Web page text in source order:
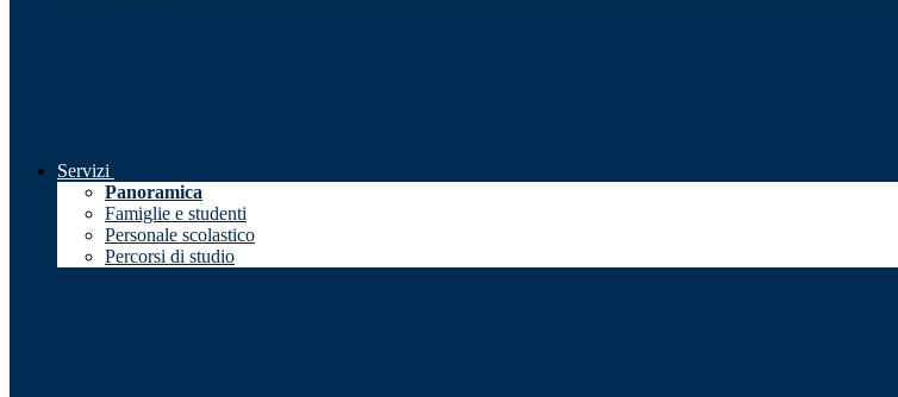
Servizi
Panoramica
Famiglie e studenti
Personale scolastico
Percorsi di studio